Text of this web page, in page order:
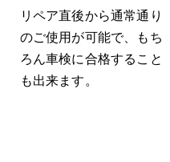
リペア直後から通常通り
のご使用が可能で、もち
ろん車検に合格すること
も出来ます。